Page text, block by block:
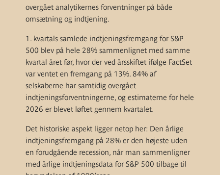
overgået analytikernes forventninger på både
omsætning og indtjening.
1. kvartals samlede indtjeningsfremgang for S&P
500 blev på hele 28% sammenlignet med samme
kvartal året før, hvor der ved årsskiftet ifølge FactSet
var ventet en fremgang på 13%. 84% af
selskaberne har samtidig overgået
indtjeningsforventningerne, og estimaterne for hele
2026 er blevet løftet gennem kvartalet.
Det historiske aspekt ligger netop her: Den årlige
indtjeningsfremgang på 28% er den højeste uden
en forudgående recession, når man sammenligner
med årlige indtjeningsdata for S&P 500 tilbage til